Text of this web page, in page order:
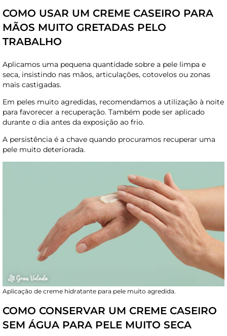
COMO USAR UM CREME CASEIRO PARA
MÃOS MUITO GRETADAS PELO
TRABALHO
Aplicamos uma pequena quantidade sobre a pele limpa e
seca, insistindo nas mãos, articulações, cotovelos ou zonas
mais castigadas.
Em peles muito agredidas, recomendamos a utilização à noite
para favorecer a recuperação. Também pode ser aplicado
durante o dia antes da exposição ao frio.
A persistência é a chave quando procuramos recuperar uma
pele muito deteriorada.
Aplicação de creme hidratante para pele muito agredida.
COMO CONSERVAR UM CREME CASEIRO
SEM ÁGUA PARA PELE MUITO SECA